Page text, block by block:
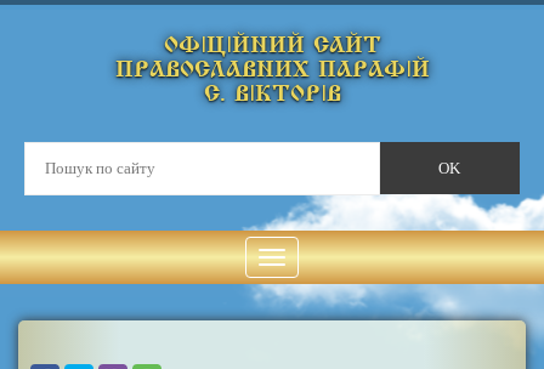
ОФІЦІЙНИЙ САЙТ
ПРАВОСЛАВНИХ ПАРАФІЙ
С. ВІКТОРІВ